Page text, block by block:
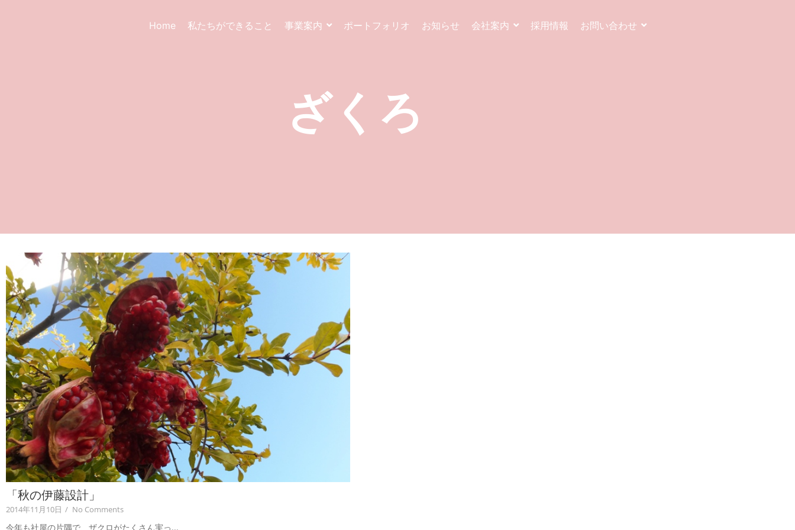
Home 私たちができること 事業案内 ポートフォリオ お知らせ 会社案内 採用情報 お問い合わせ
ざくろ
「秋の伊藤設計」
2014年11月10日 / No Comments
今年も社屋の片隅で、ザクロがたくさん実っ...